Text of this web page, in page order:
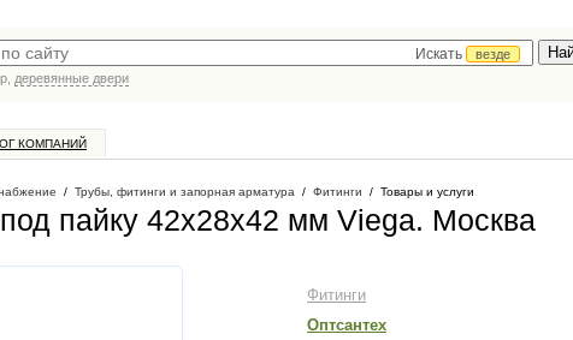
Искать
везде
деревянные двери
КОМПАНИЙ
/ Трубы, фитинги и запорная арматура / Фитинги / Товары и услуги
пайку 42х28х42 мм Viega. Москва
Фитинги
Оптсантех